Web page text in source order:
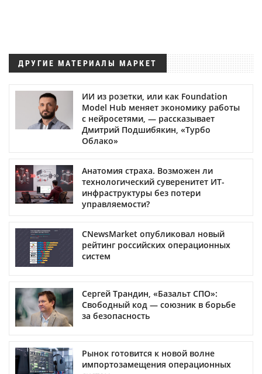
ДРУГИЕ МАТЕРИАЛЫ МАРКЕТ
ИИ из розетки, или как Foundation
Model Hub меняет экономику работы
с нейросетями, — рассказывает
Дмитрий Подшибякин, «Турбо
Облако»
Анатомия страха. Возможен ли
технологический суверенитет ИТ-
инфраструктуры без потери
управляемости?
CNewsMarket опубликовал новый
рейтинг российских операционных
систем
Сергей Трандин, «Базальт СПО»:
Свободный код — союзник в борьбе
за безопасность
Рынок готовится к новой волне
импортозамещения операционных